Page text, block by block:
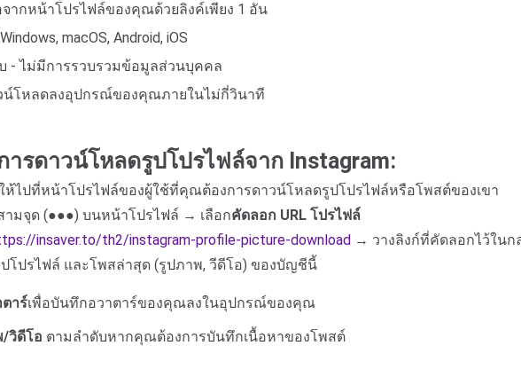
ากหน้าโปรไฟล์ของคุณด้วยลิงค์เพียง 1 อัน
macOS, Android, iOS
- ไม่มีการรวบรวมข้อมูลส่วนบุคคล
น์โหลดลงอุปกรณ์ของคุณภายในไม่กี่วินาที
รดาวน์โหลดรูปโปรไฟล์จาก Instagram:
ให้ไปที่หน้าโปรไฟล์ของผู้ใช้ที่คุณต้องการดาวน์โหลดรูปโปรไฟล์หรือโพสต์ของเขา
ามจุด (●●●) บนหน้าโปรไฟล์ → เลือกคัดลอก URL โปรไฟล์
insaver.to/th2/instagram-profile-picture-download → วางลิงก์ที่คัดลอกไว้ใน
ปโปรไฟล์ และโพสล่าสุด (รูปภาพ, วีดีโอ) ของบัญชีนี้
าร์เพื่อบันทึกอวาตาร์ของคุณลงในอุปกรณ์ของคุณ
วิดีโอ ตามลำดับหากคุณต้องการบันทึกเนื้อหาของโพสต์